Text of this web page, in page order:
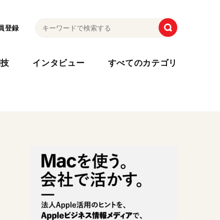
登録
インタビュー すべてのカテゴリ